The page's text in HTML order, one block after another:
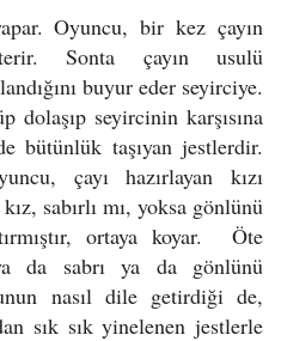
Oyuncu, bir kez çayın
Sonta çayın usulü
buyur eder seyirciye.
dolaşıp seyircinin karşısına
bütünlük taşıyan jestlerdir.
çayı hazırlayan kızı
sabırlı mı, yoksa gönlünü
ortaya koyar. Öte
da sabrı ya da gönlünü
nasıl dile getirdiği de,
sık sık yinelenen jestlerle